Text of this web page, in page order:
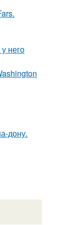
него
дону.